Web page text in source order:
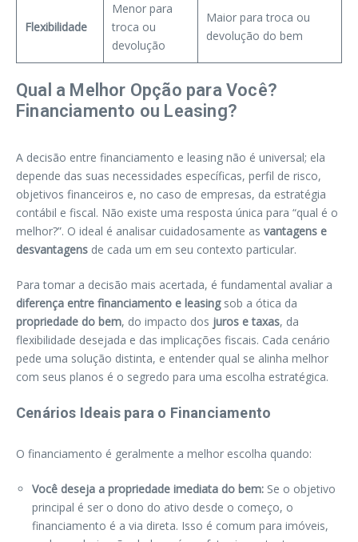
Flexibilidade
Menor para
troca ou
devolução
Maior para troca ou
devolução do bem
Qual a Melhor Opção para Você?
Financiamento ou Leasing?
A decisão entre financiamento e leasing não é universal; ela
depende das suas necessidades específicas, perfil de risco,
objetivos financeiros e, no caso de empresas, da estratégia
contábil e fiscal. Não existe uma resposta única para “qual é o
melhor?”. O ideal é analisar cuidadosamente as vantagens e
desvantagens de cada um em seu contexto particular.
Para tomar a decisão mais acertada, é fundamental avaliar a
diferença entre financiamento e leasingsob a ótica da
propriedade do bem, do impacto dos juros e taxas, da
flexibilidade desejada e das implicações fiscais. Cada cenário
pede uma solução distinta, e entender qual se alinha melhor
com seus planos é o segredo para uma escolha estratégica.
Cenários Ideais para o Financiamento
O financiamento é geralmente a melhor escolha quando:
Você deseja a propriedade imediata do bem: Se o objetivo
principal é ser o dono do ativo desde o começo, o
financiamento é a via direta. Isso é comum para imóveis,